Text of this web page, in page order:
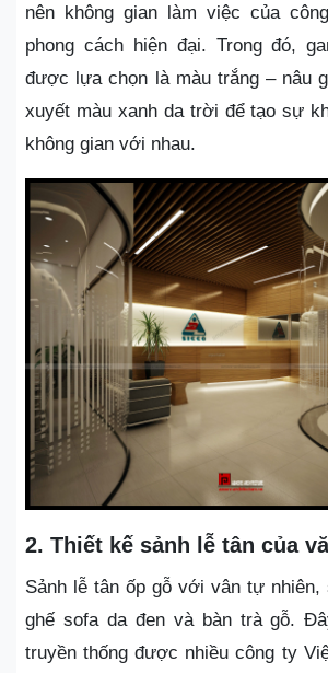
nên không gian làm việc của
phong cách hiện đại. Trong đó,
được lựa chọn là màu trắng – nâu
xuyết màu xanh da trời để tạo sự
không gian với nhau.
2. Thiết kế sảnh lễ tân của
Sảnh lễ tân ốp gỗ với vân tự nhiên,
ghế sofa da đen và bàn trà gỗ.
truyền thống được nhiều công ty